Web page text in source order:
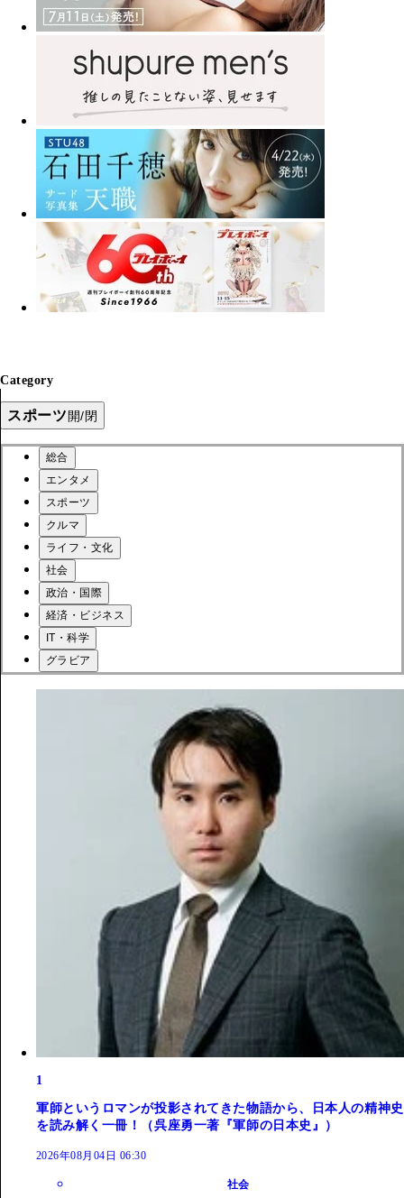
Category
スポーツ開/閉
総合
エンタメ
スポーツ
クルマ
ライフ・文化
社会
政治・国際
経済・ビジネス
IT・科学
グラビア
1
軍師というロマンが投影されてきた物語から、日本人の精神史
を読み解く一冊！（呉座勇一著『軍師の日本史』）
2026年08月04日 06:30
社会